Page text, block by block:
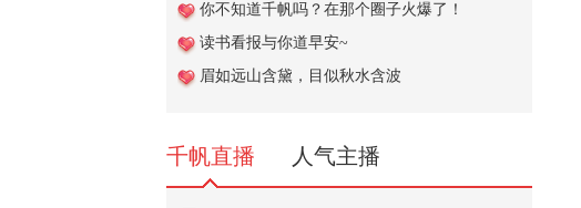
的...
887
当文化遇上武打。热映电影《火遮
眼》里的招式真的能打吗？@张朝
你不知道千帆吗？在那个圈子火爆了！
读书看报与你道早安~
眉如远山含黛，目似秋水含波
千帆直播 人气主播